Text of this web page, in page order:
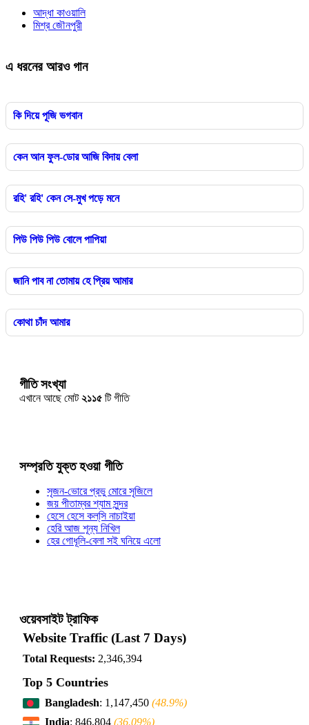
আদ্ধা কাওয়ালি
মিশ্র জৌনপুরী
এ ধরনের আরও গান
কি দিয়ে পূজি ভগবান
কেন আন ফুল-ডোর আজি বিদায় বেলা
রহি' রহি' কেন সে-মুখ পড়ে মনে
পিউ পিউ পিউ বোলে পাপিয়া
জানি পাব না তোমায় হে প্রিয় আমার
কোথা চাঁদ আমার
গীতি সংখ্যা
এখানে আছে মোট২১১৫ টি গীতি
সম্প্রতি যুক্ত হওয়া গীতি
সৃজন-ভোরে প্রভু মোরে সৃজিলে
জয় পীতাম্বর শ্যাম সুন্দর
হেসে হেসে কল্‌সি নাচাইয়া
হেরি আজ শূন্য নিখিল
হের গোধূলি-বেলা সই ঘনিয়ে এলো
ওয়েবসাইট ট্রাফিক
Website Traffic (Last 7 Days)
Total Requests: 2,346,394
Top 5 Countries
Bangladesh: 1,147,450 (48.9%)
India: 846,804 (36.09%)